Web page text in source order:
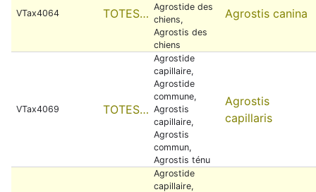
VTax4064 TOTES… Agrostide des
chiens,
Agrostis des
chiens
Agrostis canina
VTax4069 TOTES…
Agrostide
capillaire,
Agrostide
commune,
Agrostis
capillaire,
Agrostis
commun,
Agrostis ténu
Agrostis
capillaris
Agrostide
capillaire,